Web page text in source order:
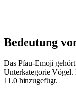
Bedeutung
Das Pfau-Emoji
Unterkategorie Vögel.
11.0 hinzugefügt.